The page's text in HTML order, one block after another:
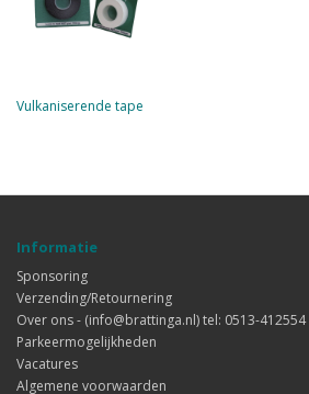
Vulkaniserende tape
Informatie
Sponsoring
Verzending/Retournering
Over ons - (info@brattinga.nl) tel: 0513-412554
Parkeermogelijkheden
Vacatures
Algemene voorwaarden